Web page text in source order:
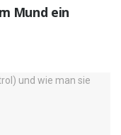
Mund ein